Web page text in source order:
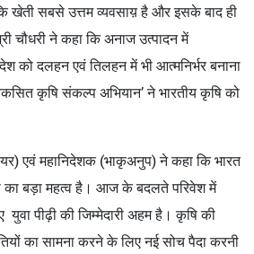
खेती सबसे उत्तम व्यवसाय़ है और इसके बाद ही
चौधरी ने कहा कि अनाज उत्पादन में
को दलहन एवं तिलहन में भी आत्मनिर्भर बनाना
कृषि संकल्प अभियान’ ने भारतीय कृषि को
एवं महानिदेशक (भाकृअनुप) ने कहा कि भारत
का बड़ा महत्व है। आज के बदलते परिवेश में
पीढ़ी की जिम्मेदारी अहम है। कृषि की
का सामना करने के लिए नई सोच पैदा करनी